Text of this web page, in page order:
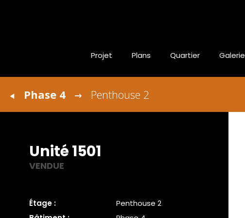
Projet Plans Quartier Galerie
Phase 4 Penthouse 2
Unité 1501
VENDUE
Étage :
Penthouse 2